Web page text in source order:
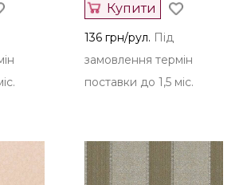
Купити
136 грн/рул. Під
замовлення термін
поставки до 1,5 міс.